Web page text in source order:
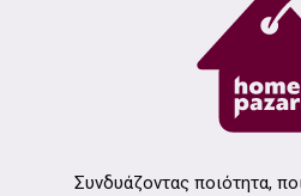
Συνδυάζοντας ποιότητα,